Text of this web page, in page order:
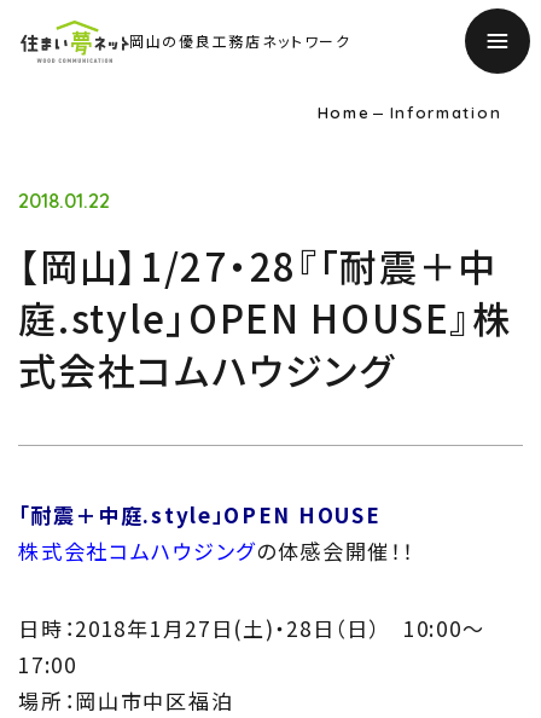
岡山の優良工務店ネットワーク
トップページ
About
住まい夢ネットとは
Concept
ウッド・コミュ二ケーション
Home Information
2018.01.22
【岡山】1/27・28『「耐震＋中
庭.style」OPEN HOUSE』株
式会社コムハウジング
「耐震＋中庭.style」OPEN HOUSE
株式会社コムハウジングの体感会開催！！
日時：2018年1月27日(土)・28日（日） 10:00～
17:00
場所：岡山市中区福泊